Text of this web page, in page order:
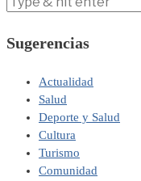
Sugerencias
Actualidad
Salud
Deporte y Salud
Cultura
Turismo
Comunidad